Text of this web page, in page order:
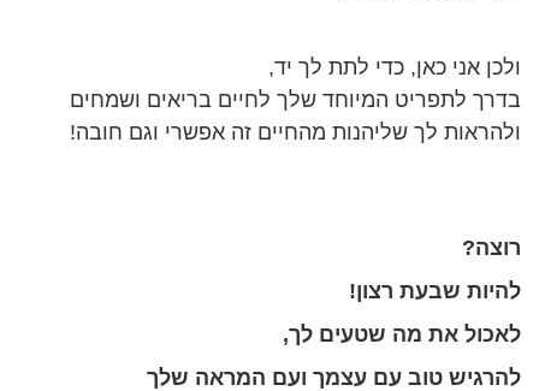
ולכן אני כאן, כדי לתת לך יד,
בדרך לתפריט המיוחד שלך לחיים בריאים ושמחים
ולהראות לך שליהנות מהחיים זה אפשרי וגם חובה!
רוצה?
להיות שבעת רצון!
לאכול את מה שטעים לך,
להרגיש טוב עם עצמך ועם המראה שלך